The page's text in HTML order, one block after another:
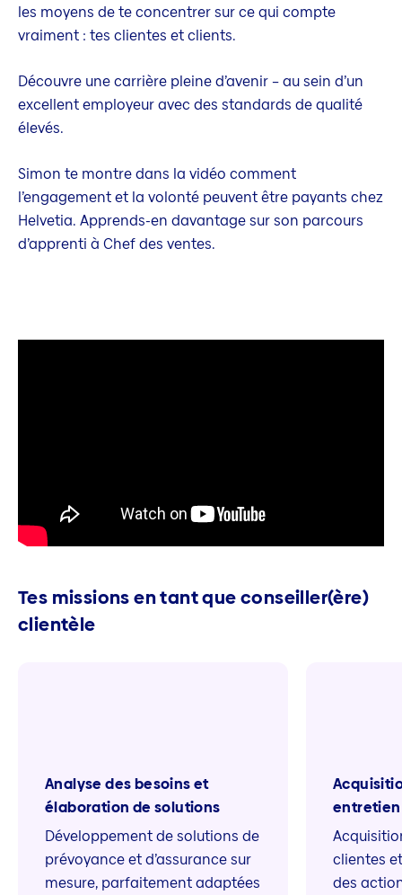
les moyens de te concentrer sur ce qui compte
vraiment : tes clientes et clients.
Découvre une carrière pleine d’avenir – au sein d’un
excellent employeur avec des standards de qualité
élevés.
Simon te montre dans la vidéo comment
l’engagement et la volonté peuvent être payants chez
Helvetia. Apprends-en davantage sur son parcours
d’apprenti à Chef des ventes.
Tes missions en tant que conseiller(ère)
clientèle
Analyse des besoins et
élaboration de solutions
Développement de solutions de
prévoyance et d’assurance sur
mesure, parfaitement adaptées
clientes
des